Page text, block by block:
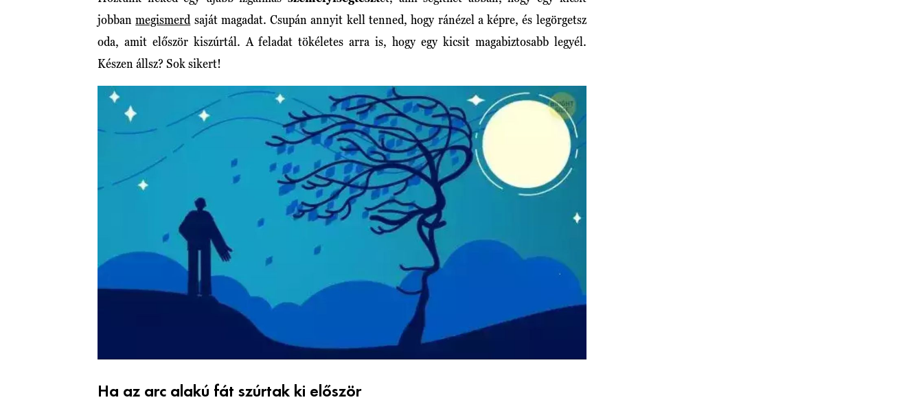
jobbanmegismerd saját magadat. Csupán annyit kell tenned, hogy ránézel a képre, és legörgetsz
oda, amit először kiszúrtál. A feladat tökéletes arra is, hogy egy kicsit magabiztosabb legyél.
Készen állsz? Sok sikert!
Ha az arc alakú fát szúrtak ki először